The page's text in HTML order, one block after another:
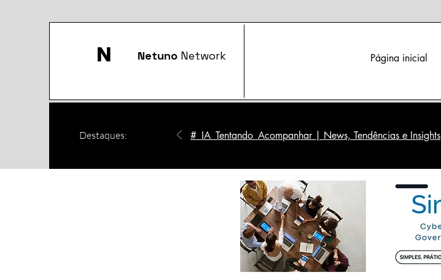
N Netuno Network Página inicial
Destaques: #_IA_Tentando_Acompanhar | News, Tendências e Insights